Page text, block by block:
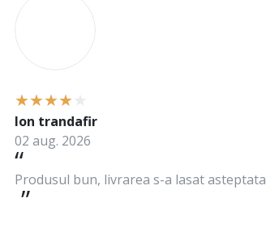
Produsul bun, livrarea s-a lasat asteptata
Ion trandafir
02 aug. 2026